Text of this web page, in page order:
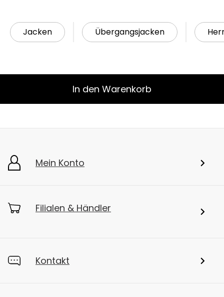
Jacken Übergangsjacken
In den Warenkorb
Mein Konto
Filialen & Händler
Kontakt